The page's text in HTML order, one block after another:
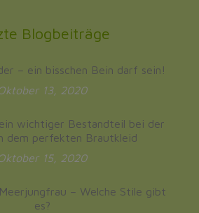
Blogbeiträge
– ein bisschen Bein darf sein!
13, 2020
wichtiger Bestandteil bei der
dem perfekten Brautkleid
15, 2020
– Welche Stile gibt
es?